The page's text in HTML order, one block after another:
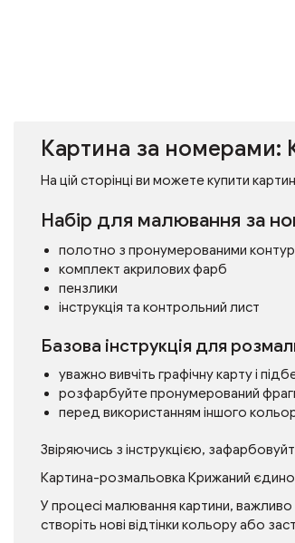
Картина за номерами:
На цій сторінці ви можете купити
Набір для малювання за
полотно з пронумерованими
комплект акрилових фарб
пензлики
інструкція та контрольний лист
Базова інструкція для
уважно вивчіть графічну карту і
розфарбуйте пронумерований
перед використанням іншого
Звіряючись з інструкцією,
Картина-розмальовка Крижаний
У процесі малювання картини,
створіть нові відтінки кольору або